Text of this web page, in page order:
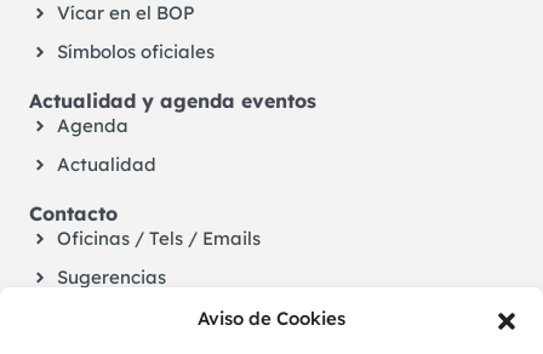
Aviso de Cookies
Vícar en el BOP
Símbolos oficiales
Actualidad y agenda eventos
Agenda
Actualidad
Contacto
Oficinas / Tels / Emails
Sugerencias